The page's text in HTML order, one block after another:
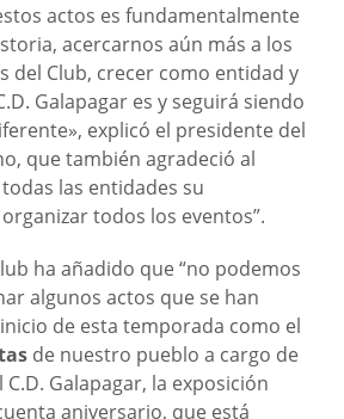
actos es fundamentalmente
acercarnos aún más a los
del Club, crecer como entidad y
Galapagar es y seguirá siendo
explicó el presidente del
que también agradeció al
las entidades su
todos los eventos”.
ha añadido que “no podemos
algunos actos que se han
de esta temporada como el
de nuestro pueblo a cargo de
Galapagar, la exposición
aniversario, que está